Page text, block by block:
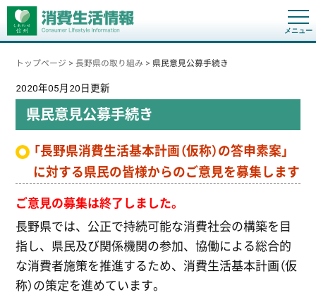
t
o
g
a
g
o
n
トップページ >長野県の取り組み > 県民意見公募手続き
2020年05月20日更新
県民意見公募手続き
「長野県消費生活基本計画（仮称）の答申素案」
に対する県民の皆様からのご意見を募集します
ご意見の募集は終了しました。
長野県では、公正で持続可能な消費社会の構築を目
指し、県民及び関係機関の参加、協働による総合的
な消費者施策を推進するため、消費生活基本計画（仮
称）の策定を進めています。